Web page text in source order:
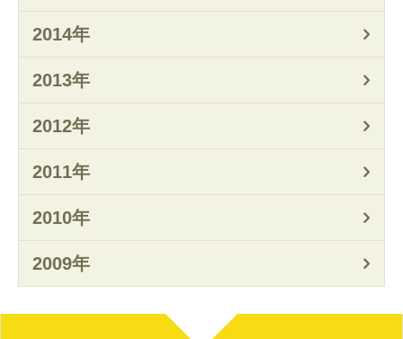
2014年
2013年
2012年
2011年
2010年
2009年